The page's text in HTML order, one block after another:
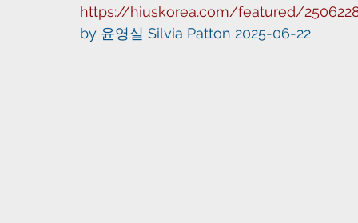
https://hiuskorea.com/featured/
by 윤영실 Silvia Patton 2025-06-22